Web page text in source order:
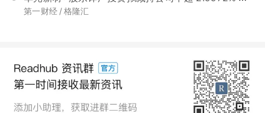
第一财经 / 格隆汇